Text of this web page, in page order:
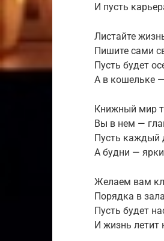
И пусть
Листайте
Пишите сами
Пусть будет
А в кошельке
Книжный мир
Вы в нем —
Пусть каждый
А будни — ярки
Желаем вам
Порядка в
Пусть будет
И жизнь летит